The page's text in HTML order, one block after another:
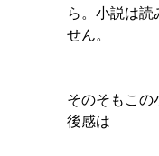
ら。 小説は読
せん。
そのそもこの
後感は